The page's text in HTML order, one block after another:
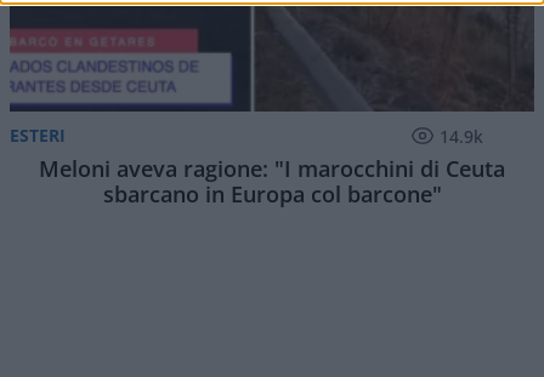
ESTERI 14.9k
Meloni aveva ragione: "I marocchini di Ceuta
sbarcano in Europa col barcone"